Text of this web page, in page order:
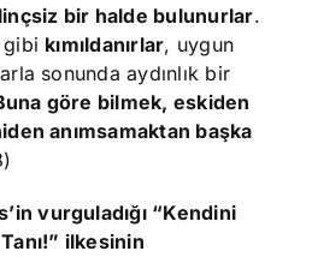
bir halde bulunurlar.
gibi kımıldanırlar, uygun
sonunda aydınlık bir
göre bilmek, eskiden
anımsamaktan başka
vurguladığı “Kendini
ilkesinin